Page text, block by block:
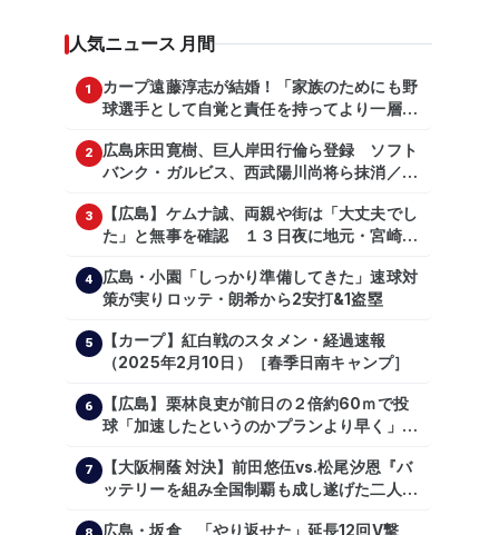
人気ニュース 月間
1
カープ遠藤淳志が結婚！「家族のためにも野
球選手として自覚と責任を持ってより一層頑
2
広島床田寛樹、巨人岸田行倫ら登録 ソフト
バンク・ガルビス、西武陽川尚将ら抹消／２
3
【広島】ケムナ誠、両親や街は「大丈夫でし
た」と無事を確認 １３日夜に地元・宮崎県
4
広島・小園「しっかり準備してきた」速球対
策が実りロッテ・朗希から2安打&1盗塁
5
【カープ】紅白戦のスタメン・経過速報
（2025年2月10日）［春季日南キャンプ］
6
【広島】栗林良吏が前日の２倍約60ｍで投
球「加速したというのかプランより早く」自
7
【大阪桐蔭 対決】前田悠伍vs.松尾汐恩『バ
ッテリーを組み全国制覇も成し遂げた二人
広島・坂倉 「やり返せた」延長12回V撃